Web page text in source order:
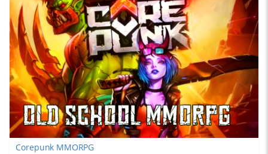
Corepunk MMORPG